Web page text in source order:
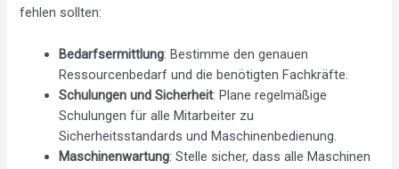
fehlen sollten:
Bedarfsermittlung: Bestimme den genauen
Ressourcenbedarf und die benötigten Fachkräfte.
Schulungen und Sicherheit: Plane regelmäßige
Schulungen für alle Mitarbeiter zu
Sicherheitsstandards und Maschinenbedienung.
Maschinenwartung: Stelle sicher, dass alle Maschinen